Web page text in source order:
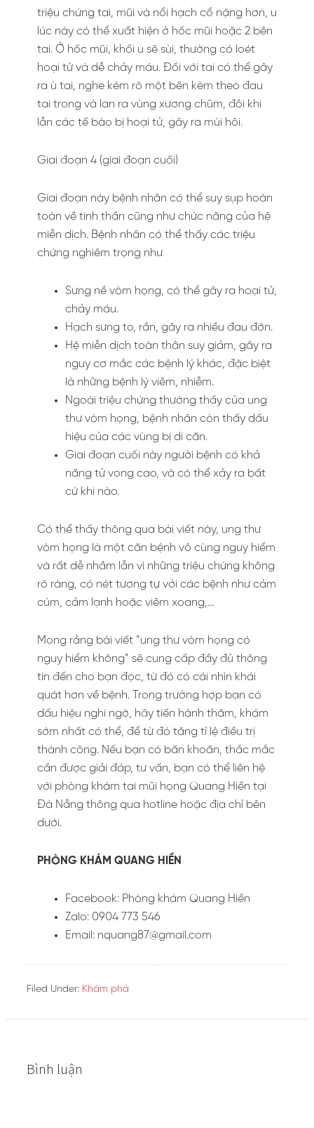
triệu chứng tai, mũi và nổi hạch cổ nặng hơn, u
lúc này có thể xuất hiện ở hốc mũi hoặc 2 bên
tai. Ở hốc mũi, khối u sẽ sùi, thường có loét
hoại tử và dễ chảy máu. Đối với tai có thể gây
ra ù tai, nghe kém rõ một bên kèm theo đau
tai trong và lan ra vùng xương chũm, đôi khi
lẫn các tế bào bị hoại tử, gây ra mùi hôi.
Giai đoạn 4 (giai đoạn cuối)
Giai đoạn này bệnh nhân có thể suy sụp hoàn
toàn về tinh thần cũng như chức năng của hệ
miễn dịch. Bệnh nhân có thể thấy các triệu
chứng nghiêm trọng như
Sưng nề vòm họng, có thể gây ra hoại tử,
chảy máu.
Hạch sưng to, rắn, gây ra nhiều đau đớn.
Hệ miễn dịch toàn thân suy giảm, gây ra
nguy cơ mắc các bệnh lý khác, đặc biệt
là những bệnh lý viêm, nhiễm.
Ngoài triệu chứng thường thấy của ung
thư vòm họng, bệnh nhân còn thấy dấu
hiệu của các vùng bị di căn.
Giai đoạn cuối này người bệnh có khả
năng tử vong cao, và có thể xảy ra bất
cứ khi nào.
Có thể thấy thông qua bài viết này, ung thư
vòm họng là một căn bệnh vô cùng nguy hiểm
và rất dễ nhầm lẫn vì những triệu chứng không
rõ ràng, có nét tương tự với các bệnh như cảm
cúm, cảm lạnh hoặc viêm xoang,…
Mong rằng bài viết “ung thư vòm họng có
nguy hiểm không” sẽ cung cấp đầy đủ thông
tin đến cho bạn đọc, từ đó có cái nhìn khái
quát hơn về bệnh. Trong trường hợp bạn có
dấu hiệu nghi ngờ, hãy tiến hành thăm, khám
sớm nhất có thể, để từ đó tăng tỉ lệ điều trị
thành công. Nếu bạn có băn khoăn, thắc mắc
cần được giải đáp, tư vấn, bạn có thể liên hệ
với phòng khám tai mũi họng Quang Hiền tại
Đà Nẵng thông qua hotline hoặc địa chỉ bên
dưới.
PHÒNG KHÁM QUANG HIỀN
Facebook: Phòng khám Quang Hiền
Zalo: 0904 773 546
Email: nquang87@gmail.com
Filed Under: Khám phá
Bình luận